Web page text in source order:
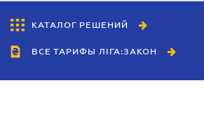
КАТАЛОГ РЕШЕНИЙ
ВСЕ ТАРИФЫ ЛІГА:ЗАКОН